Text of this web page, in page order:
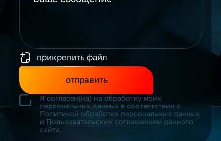
прикрепить файл
отправить
Я согласен(на) на обработку моих
персональных данных в соответствии с
Политикой обработки персональных данных
и Пользовательским соглашением данного
сайта.